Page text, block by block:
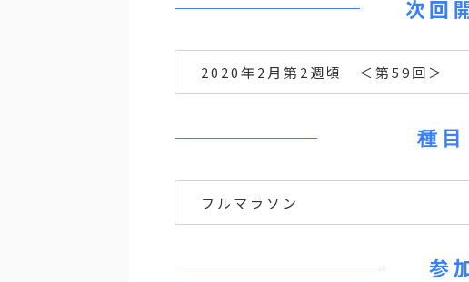
次回
2020年2月第2週頃 ＜第59回＞
種目
フルマラソン
参